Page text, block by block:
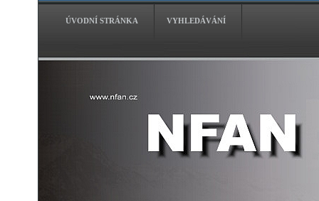
ÚVODNÍ STRÁNKA VYHLEDÁVÁNÍ